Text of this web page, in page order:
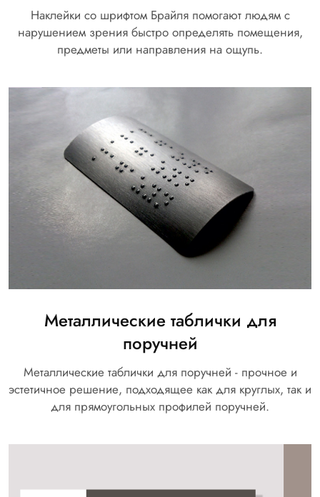
Наклейки со шрифтом Брайля помогают людям с
нарушением зрения быстро определять помещения,
предметы или направления на ощупь.
Металлические таблички для
поручней
Металлические таблички для поручней - прочное и
эстетичное решение, подходящее как для круглых, так и
для прямоугольных профилей поручней.